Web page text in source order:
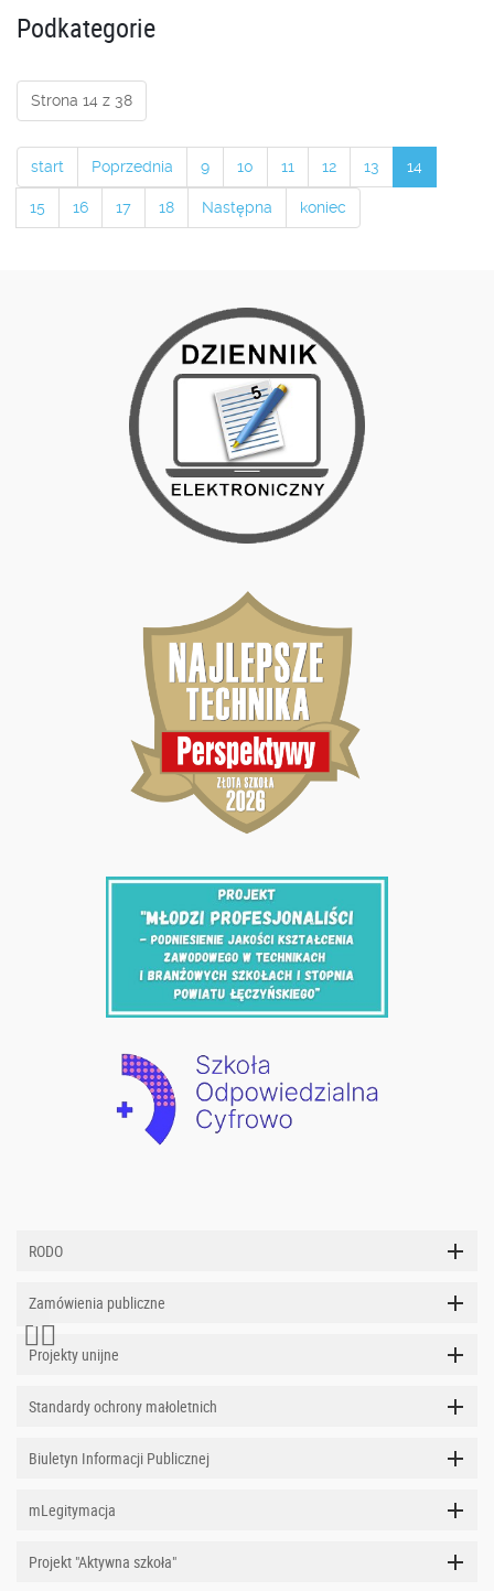
Podkategorie
Strona 14 z 38
start Poprzednia 9 10 11 12 13 14
15 16 17 18 Następna koniec
RODO
Zamówienia publiczne
Projekty unijne
Standardy ochrony małoletnich
Biuletyn Informacji Publicznej
mLegitymacja
Projekt "Aktywna szkoła"